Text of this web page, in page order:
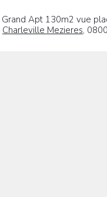
Grand Apt 130m2 vue
Charleville Mezieres,